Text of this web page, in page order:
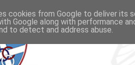
cookies from Google to deliver its
Google along with performance
to detect and address abuse.